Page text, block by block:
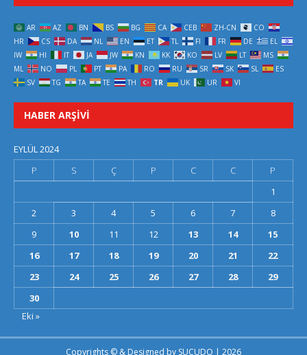
AR AZ BN BS BG CA CEB ZH-CN
CO
HR
CS DA NL EN ET TL FI FR DE
EL
IW
HI IT JA JW KN KK KO LV LT
MS
ML
NO PL PT PA RO RU SR SK SL
ES
SV
TG TA TE TH TR UK UR VI
HABER ARŞIVI
EYLÜL 2024
P
S Ç P C C
P
1
2
3 4 5 6 7
8
9
10 11 12 13 14
15
16
17 18 19 20 21
22
23
24 25 26 27 28
29
30
Eki »
Copyrights © & Designed by SUCUDO | 2026